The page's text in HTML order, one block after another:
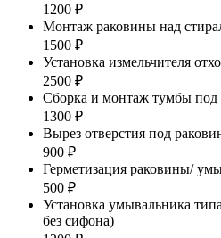
1200 ₽
Монтаж раковины над
1500 ₽
Установка измельчителя
2500 ₽
Сборка и монтаж тумбы под
1300 ₽
Вырез отверстия под
900 ₽
Герметизация раковины/
500 ₽
Установка умывальника
без сифона)